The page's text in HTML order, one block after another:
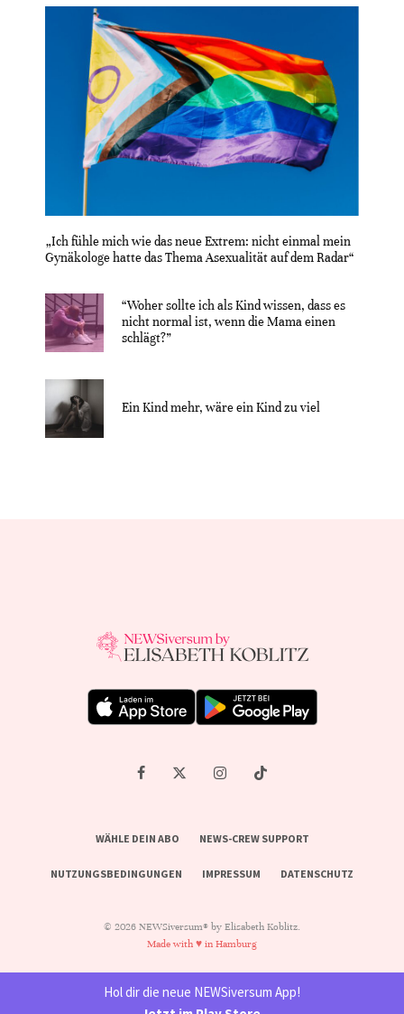
„Ich fühle mich wie das neue Extrem: nicht einmal mein
Gynäkologe hatte das Thema Asexualität auf dem Radar“
“Woher sollte ich als Kind wissen, dass es
nicht normal ist, wenn die Mama einen
schlägt?”
Ein Kind mehr, wäre ein Kind zu viel
WÄHLE DEIN ABO NEWS-CREW SUPPORT
NUTZUNGSBEDINGUNGEN IMPRESSUM DATENSCHUTZ
© 2026 NEWSiversum® by Elisabeth Koblitz.
Made with ♥ in Hamburg
Hol dir die neue NEWSiversum App!